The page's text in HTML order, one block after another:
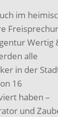
im
Wertig
alle
in der
16
haben –
und